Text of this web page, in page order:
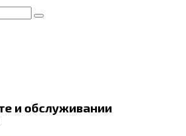
и обслуживании